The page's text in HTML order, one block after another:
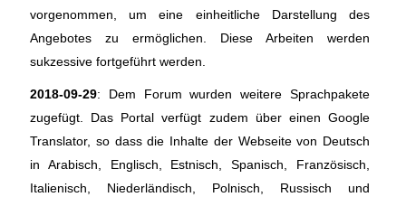
vorgenommen, um eine einheitliche Darstellung des
Angebotes zu ermöglichen. Diese Arbeiten werden
sukzessive fortgeführt werden.
2018-09-29: Dem Forum wurden weitere Sprachpakete
zugefügt. Das Portal verfügt zudem über einen Google
Translator, so dass die Inhalte der Webseite von Deutsch
in Arabisch, Englisch, Estnisch, Spanisch, Französisch,
Italienisch, Niederländisch, Polnisch, Russisch und